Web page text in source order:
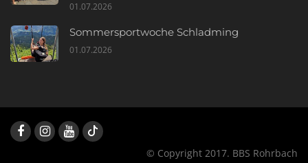
01.07.2026
Sommersportwoche Schladming
01.07.2026
© Copyright 2017. BBS Rohrbach